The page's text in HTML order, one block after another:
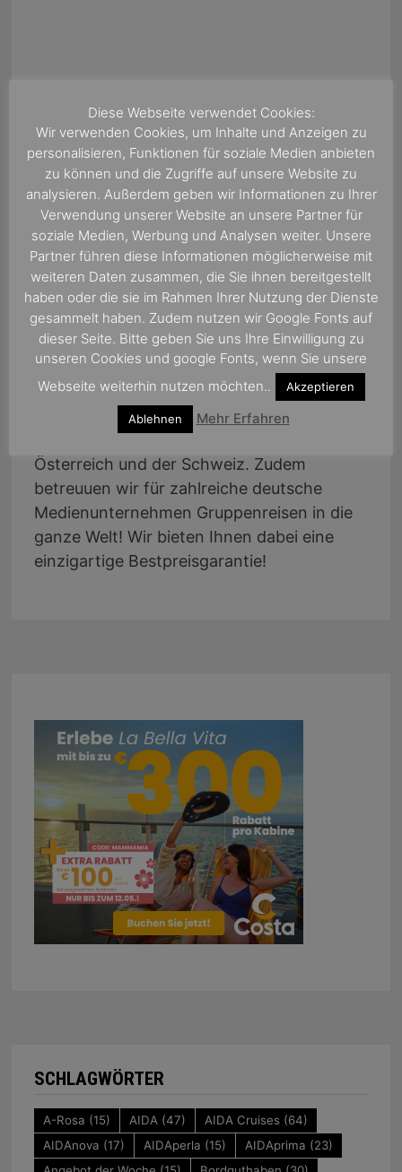
ÜBER UNS
Wir sind eine Kreuzfahrtagentur mit
jahrelanger Erfahrung in der Betreuung von
Österreich und der Schweiz. Zudem
betreuuen wir für zahlreiche deutsche
Medienunternehmen Gruppenreisen in die
ganze Welt! Wir bieten Ihnen dabei eine
einzigartige Bestpreisgarantie!
SCHLAGWÖRTER
A-Rosa (15) AIDA (47) AIDA Cruises (64)
AIDAnova (17) AIDAperla (15) AIDAprima (23)
Diese Webseite verwendet Cookies:
Wir verwenden Cookies, um Inhalte und Anzeigen zu
personalisieren, Funktionen für soziale Medien anbieten
zu können und die Zugriffe auf unsere Website zu
analysieren. Außerdem geben wir Informationen zu Ihrer
Verwendung unserer Website an unsere Partner für
soziale Medien, Werbung und Analysen weiter. Unsere
Partner führen diese Informationen möglicherweise mit
weiteren Daten zusammen, die Sie ihnen bereitgestellt
haben oder die sie im Rahmen Ihrer Nutzung der Dienste
gesammelt haben. Zudem nutzen wir Google Fonts auf
dieser Seite. Bitte geben Sie uns Ihre Einwilligung zu
unseren Cookies und google Fonts, wenn Sie unsere
Webseite weiterhin nutzen möchten..
Akzeptieren
Ablehnen Mehr Erfahren